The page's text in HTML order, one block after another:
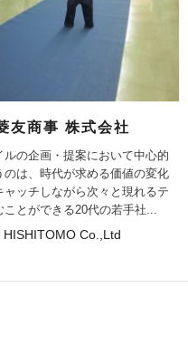
友商事 株式会社
ルの企画・提案において中心的
のは、時代が求める価値の変化
ャッチしながら次々と現れるテ
ことができる20代の若手社...
HISHITOMO Co.,Ltd